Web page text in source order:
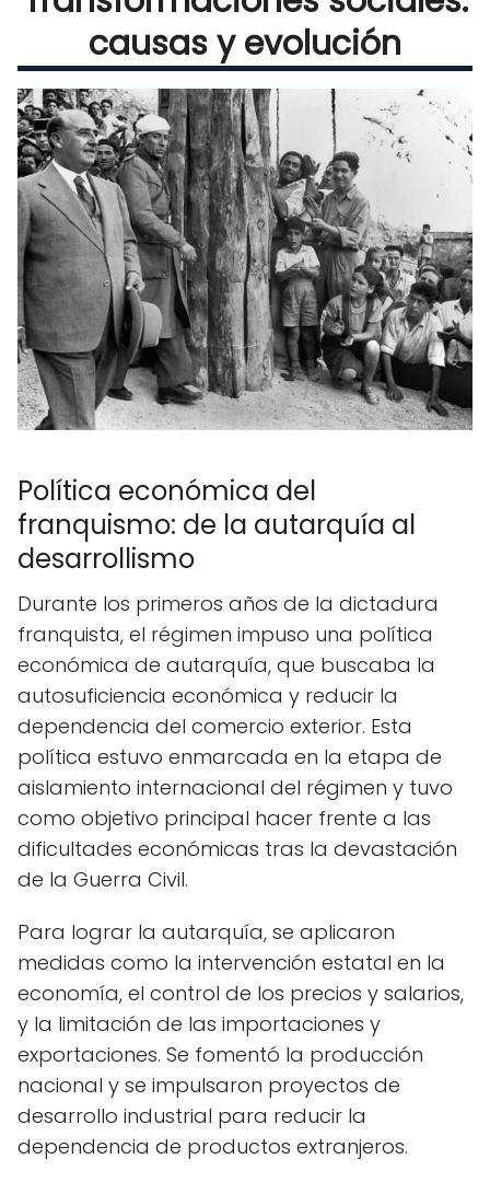
causas y evolución
Política económica del
franquismo: de la autarquía al
desarrollismo
Durante los primeros años de la dictadura
franquista, el régimen impuso una política
económica de autarquía, que buscaba la
autosuficiencia económica y reducir la
dependencia del comercio exterior. Esta
política estuvo enmarcada en la etapa de
aislamiento internacional del régimen y tuvo
como objetivo principal hacer frente a las
dificultades económicas tras la devastación
de la Guerra Civil.
Para lograr la autarquía, se aplicaron
medidas como la intervención estatal en la
economía, el control de los precios y salarios,
y la limitación de las importaciones y
exportaciones. Se fomentó la producción
nacional y se impulsaron proyectos de
desarrollo industrial para reducir la
dependencia de productos extranjeros.